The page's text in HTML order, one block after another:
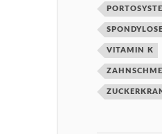
SPONDYLOSE
VITAMIN K